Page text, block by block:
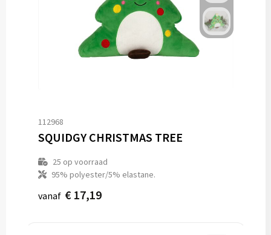
112968
SQUIDGY CHRISTMAS TREE
25 op voorraad
95% polyester/5% elastane.
vanaf € 17,19